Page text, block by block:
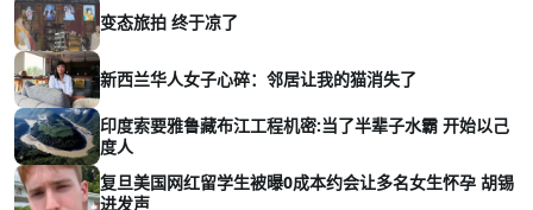
变态旅拍 终于凉了
新西兰华人女子心碎：邻居让我的猫消失了
印度索要雅鲁藏布江工程机密:当了半辈子水霸 开始以己
度人
复旦美国网红留学生被曝0成本约会让多名女生怀孕 胡锡
进发声